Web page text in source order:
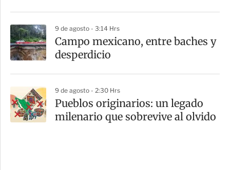
9 de agosto - 3:14 Hrs
Campo mexicano, entre baches y
desperdicio
9 de agosto - 2:30 Hrs
Pueblos originarios: un legado
milenario que sobrevive al olvido